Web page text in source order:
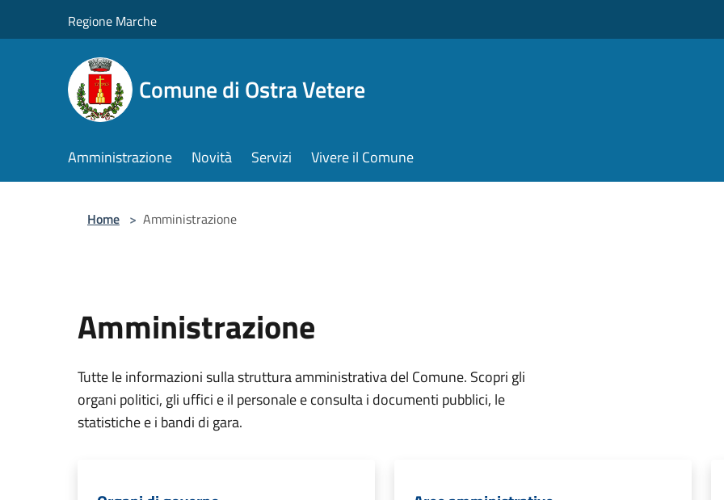
Regione Marche
Comune di Ostra Vetere
Amministrazione Novità Servizi Vivere il Comune
Home > Amministrazione
Amministrazione
Tutte le informazioni sulla struttura amministrativa del Comune. Scopri gli
organi politici, gli uffici e il personale e consulta i documenti pubblici, le
statistiche e i bandi di gara.